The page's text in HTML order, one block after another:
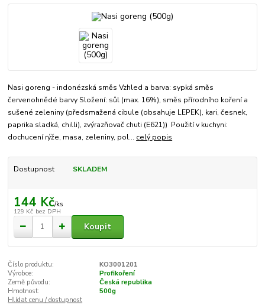
Nasi goreng - indonézská směs Vzhled a barva: sypká směs
červenohnědé barvy Složení: sůl (max. 16%), směs přírodního koření a
sušené zeleniny (předsmažená cibule (obsahuje LEPEK), kari, česnek,
paprika sladká, chilli), zvýrazňovač chuti (E621)) Použití v kuchyni:
dochucení rýže, masa, zeleniny, pol... celý popis
Dostupnost SKLADEM
144 Kč/ks
129 Kč bez DPH
Koupit
Číslo produktu:
KO3001201
Výrobce:
Profikoření
Země původu:
Česká republika
Hmotnost:
500g
Hlídat cenu / dostupnost